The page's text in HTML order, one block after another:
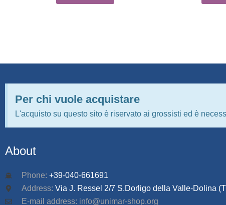
Per chi vuole acquistare
L'acquisto su questo sito è riservato ai grossisti ed è
About
Phone: +39-040-661691
Address: Via J. Ressel 2/7 S.Dorligo della Valle-Dolina
E-mail address: info@unimar-shop.org